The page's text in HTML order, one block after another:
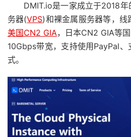
DMIT.io是一家成立于2018
务器(VPS)和裸金属服务器等，线
美国CN2 GIA，日本CN2 GIA等
10Gbps带宽，支持使用PayPal
式。